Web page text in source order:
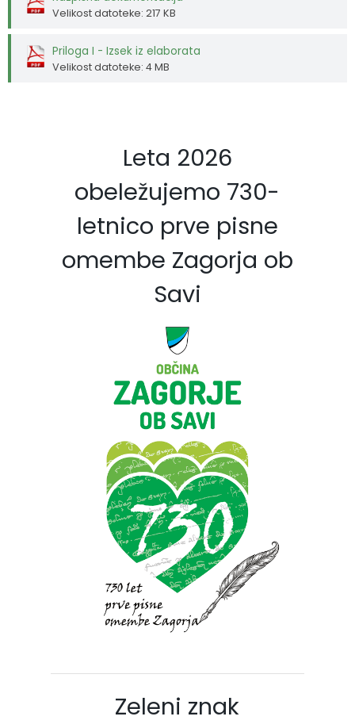
Velikost datoteke: 217 KB
Priloga I - Izsek iz elaborata
Velikost datoteke: 4 MB
Leta 2026
obeležujemo 730-
letnico prve pisne
omembe Zagorja ob
Savi
Zeleni znak